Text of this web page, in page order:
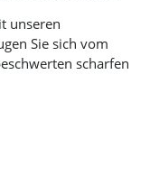
unseren
Sie sich vom
scharfen